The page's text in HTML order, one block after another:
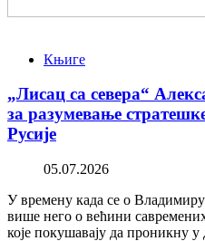
Књиге
„Лисац са севера“
за разумевање
Русије
05.07.2026
У времену када се о
више него о већини
које покушавају да проникну